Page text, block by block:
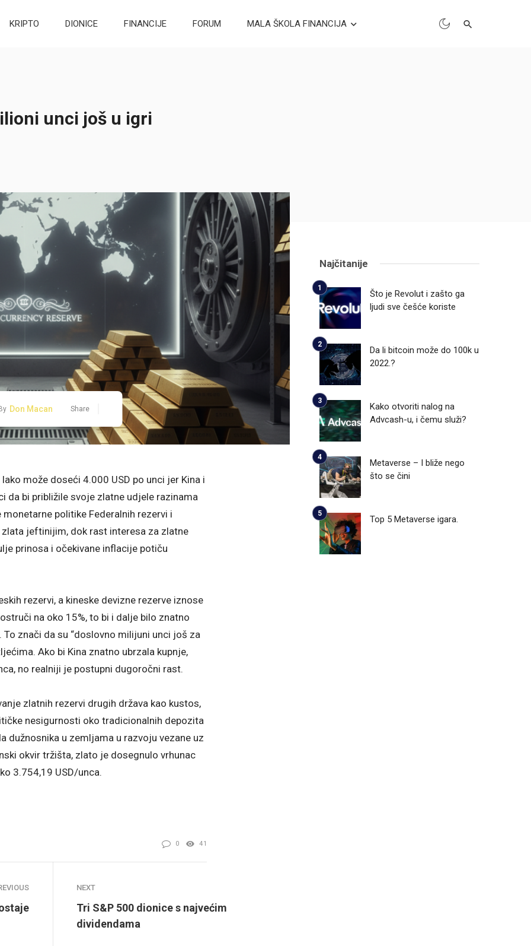
KRIPTO DIONICE FINANCIJE FORUM MALA ŠKOLA FINANCIJA
unci još u igri
By Don Macan Share
može doseći 4.000 USD po unci jer Kina i
da bi približile svoje zlatne udjele razinama
politike Federalnih rezervi i
jeftinijim, dok rast interesa za zlatne
prinosa i očekivane inflacije potiču
rezervi, a kineske devizne rezerve iznose
na oko 15%, to bi i dalje bilo znatno
znači da su “doslovno milijuni unci još za
Ako bi Kina znatno ubrzala kupnje,
no realniji je postupni dugoročni rast.
zlatnih rezervi drugih država kao kustos,
nesigurnosti oko tradicionalnih depozita
dužnosnika u zemljama u razvoju vezane uz
okvir tržišta, zlato je dosegnulo vrhunac
3.754,19 USD/unca.
0 41
NEXT
Tri S&P 500 dionice s najvećim
dividendama
Najčitanije
Što je Revolut i zašto ga
ljudi sve češće koriste
Da li bitcoin može do 100k u
2022.?
Kako otvoriti nalog na
Advcash-u, i čemu služi?
Metaverse – I bliže nego
što se čini
Top 5 Metaverse igara.